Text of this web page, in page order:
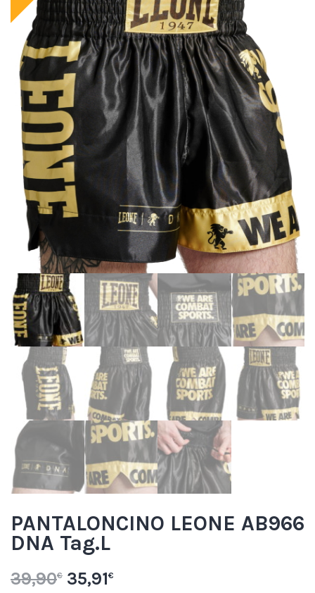
PANTALONCINO LEONE AB966
DNA Tag.L
39,90€ 35,91€